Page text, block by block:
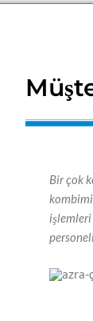
Bir çok